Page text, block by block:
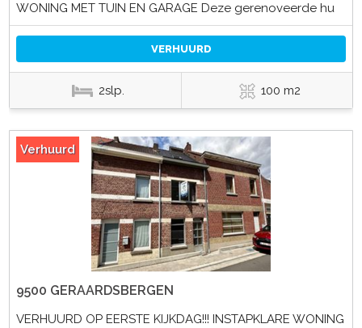
WONING MET TUIN EN GARAGE Deze gerenoveerde hu
VERHUURD
2slp. 100 m2
Verhuurd
9500 GERAARDSBERGEN
VERHUURD OP EERSTE KIJKDAG!!! INSTAPKLARE WONING